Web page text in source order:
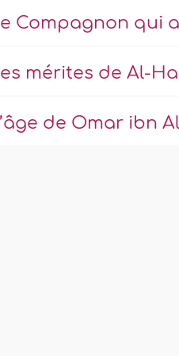
Compagnon qui
mérites de Al-
de Omar ibn